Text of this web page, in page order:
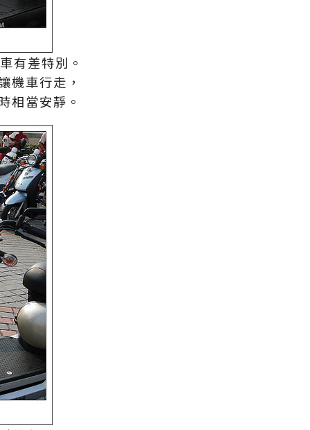
有差特別。
機車行走，
相當安靜。